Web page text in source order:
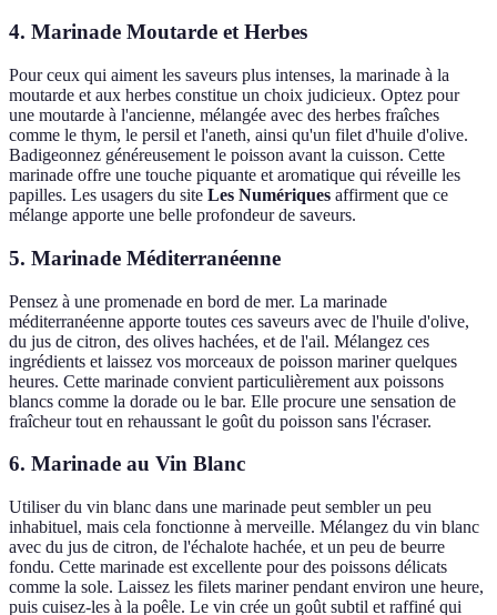
4. Marinade Moutarde et Herbes
Pour ceux qui aiment les saveurs plus intenses, la marinade à la
moutarde et aux herbes constitue un choix judicieux. Optez pour
une moutarde à l'ancienne, mélangée avec des herbes fraîches
comme le thym, le persil et l'aneth, ainsi qu'un filet d'huile d'olive.
Badigeonnez généreusement le poisson avant la cuisson. Cette
marinade offre une touche piquante et aromatique qui réveille les
papilles. Les usagers du site Les Numériques affirment que ce
mélange apporte une belle profondeur de saveurs.
5. Marinade Méditerranéenne
Pensez à une promenade en bord de mer. La marinade
méditerranéenne apporte toutes ces saveurs avec de l'huile d'olive,
du jus de citron, des olives hachées, et de l'ail. Mélangez ces
ingrédients et laissez vos morceaux de poisson mariner quelques
heures. Cette marinade convient particulièrement aux poissons
blancs comme la dorade ou le bar. Elle procure une sensation de
fraîcheur tout en rehaussant le goût du poisson sans l'écraser.
6. Marinade au Vin Blanc
Utiliser du vin blanc dans une marinade peut sembler un peu
inhabituel, mais cela fonctionne à merveille. Mélangez du vin blanc
avec du jus de citron, de l'échalote hachée, et un peu de beurre
fondu. Cette marinade est excellente pour des poissons délicats
comme la sole. Laissez les filets mariner pendant environ une heure,
puis cuisez-les à la poêle. Le vin crée un goût subtil et raffiné qui